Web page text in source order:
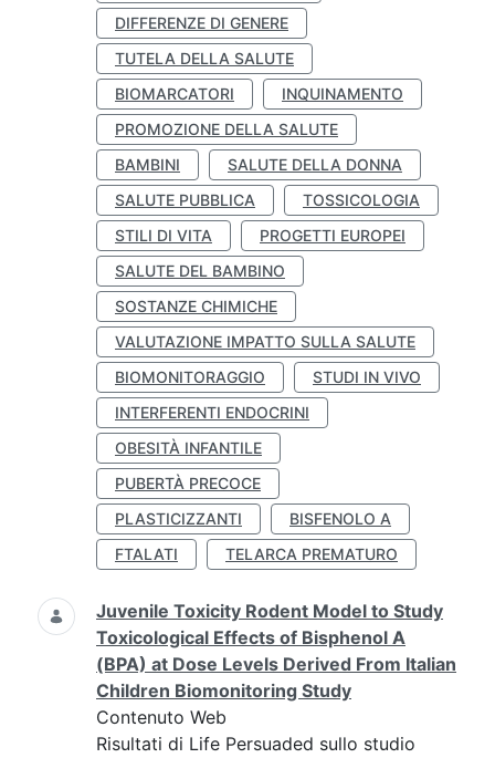
DIFFERENZE DI GENERE
TUTELA DELLA SALUTE
BIOMARCATORI
INQUINAMENTO
PROMOZIONE DELLA SALUTE
BAMBINI
SALUTE DELLA DONNA
SALUTE PUBBLICA
TOSSICOLOGIA
STILI DI VITA
PROGETTI EUROPEI
SALUTE DEL BAMBINO
SOSTANZE CHIMICHE
VALUTAZIONE IMPATTO SULLA SALUTE
BIOMONITORAGGIO
STUDI IN VIVO
INTERFERENTI ENDOCRINI
OBESITÀ INFANTILE
PUBERTÀ PRECOCE
PLASTICIZZANTI
BISFENOLO A
FTALATI
TELARCA PREMATURO
Juvenile Toxicity Rodent Model to Study
Toxicological Effects of Bisphenol A
(BPA) at Dose Levels Derived From Italian
Children Biomonitoring Study
Contenuto Web
Risultati di Life Persuaded sullo studio